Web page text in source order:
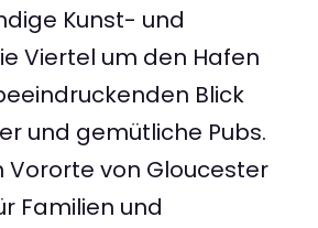
Kunst- und
Viertel um den Hafen
Blick
und gemütliche Pubs.
Vororte von Gloucester
Familien und